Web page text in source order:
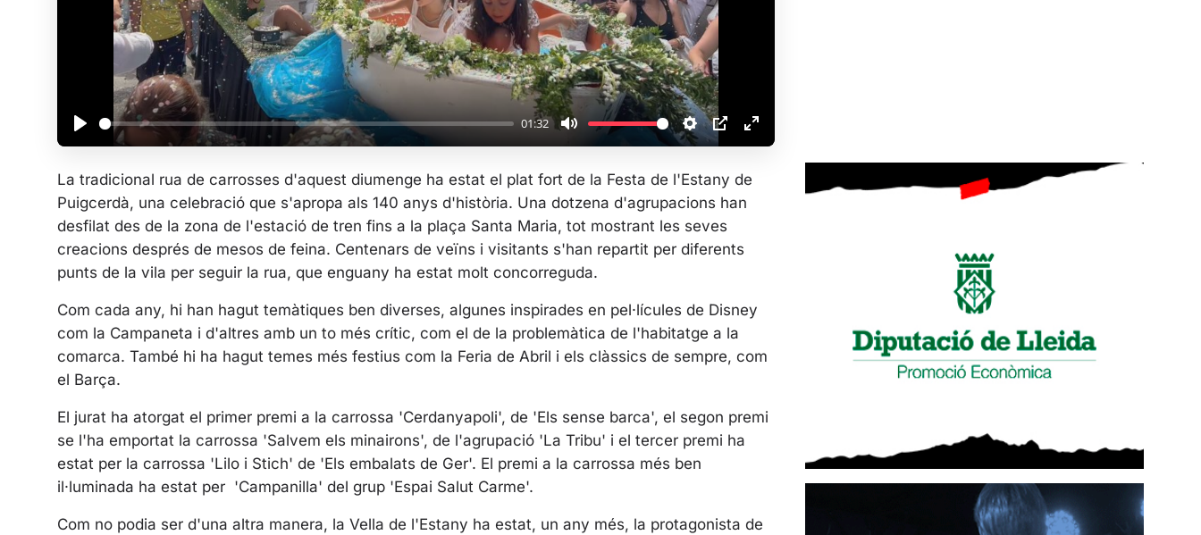
P
a
y
01:32
M
t
e
S
t
t
i
n
P
P
E
t
l
c
e
a
y
La tradicional rua de carrosses d'aquest diumenge ha estat el plat fort de la Festa de l'Estany de
Puigcerdà, una celebració que s'apropa als 140 anys d'història. Una dotzena d'agrupacions han
desfilat des de la zona de l'estació de tren fins a la plaça Santa Maria, tot mostrant les seves
creacions després de mesos de feina. Centenars de veïns i visitants s'han repartit per diferents
punts de la vila per seguir la rua, que enguany ha estat molt concorreguda.
Com cada any, hi han hagut temàtiques ben diverses, algunes inspirades en pel·lícules de Disney
com la Campaneta i d'altres amb un to més crític, com el de la problemàtica de l'habitatge a la
comarca. També hi ha hagut temes més festius com la Feria de Abril i els clàssics de sempre, com
el Barça.
El jurat ha atorgat el primer premi a la carrossa 'Cerdanyapoli', de 'Els sense barca', el segon premi
se l'ha emportat la carrossa 'Salvem els minairons', de l'agrupació 'La Tribu' i el tercer premi ha
estat per la carrossa 'Lilo i Stich' de 'Els embalats de Ger'. El premi a la carrossa més ben
il·luminada ha estat per 'Campanilla' del grup 'Espai Salut Carme'.
Com no podia ser d'una altra manera, la Vella de l'Estany ha estat, un any més, la protagonista de